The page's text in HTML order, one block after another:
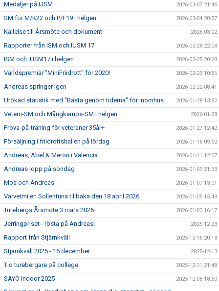
Medaljer på IJSM 2026-03-07 21:46
SM för M/K22 och P/F19 i helgen 2026-03-04 20:57
Kallelse till Årsmöte och dokument 2026-03-02
Rapporter från ISM och IUSM 17 2026-02-28 22:08
ISM och IUSM17 i helgen 2026-02-25 20:28
Världspremiär "MiniFriidrott" för 2020! 2026-02-23 10:56
Andreas springer igen 2026-02-22 08:41
Utökad statistik med "Bästa genom tiderna" för Inomhus 2026-01-28 13:52
Vetern-SM och Mångkamps-SM i helgen 2026-01-28
Prova-på-träning för veteraner 35år+ 2026-01-27 12:42
Försäljning i friidrottshallen på lördag 2026-01-18 09:52
Andreas, Abel & Meron i Valencia 2026-01-11 12:07
Andreas lopp på söndag 2026-01-09 21:33
Moa och Andreas 2026-01-07 13:01
Varvetmilen Sollentuna tillbaka den 18 april 2026 2026-01-05 15:49
Turebergs Årsmöte 3 mars 2026 2026-01-03 16:17
Jerringpriset - rösta på Andreas! 2025-12-23
Rapport från Stjärnkväll 2025-12-16 20:18
Stjärnkväll 2025 - 16 december 2025-12-13
Tio turebergare på college 2025-12-11 21:48
SAYO Indoor 2025 2025-12-08 18:50